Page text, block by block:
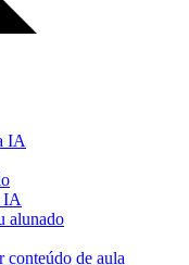
IA
IA
alunado
conteúdo de aula